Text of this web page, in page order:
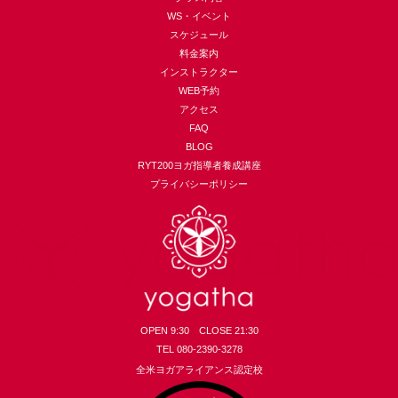
WS・イベント
スケジュール
料金案内
インストラクター
WEB予約
アクセス
FAQ
BLOG
RYT200ヨガ指導者養成講座
プライバシーポリシー
OPEN 9:30 CLOSE 21:30
TEL 080-2390-3278
全米ヨガアライアンス認定校